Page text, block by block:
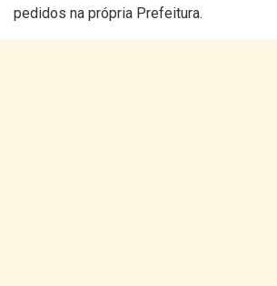
pedidos na própria Prefeitura.